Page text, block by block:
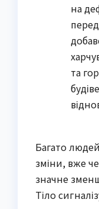
на
та
Багато
зміни, вже
значне
Тіло